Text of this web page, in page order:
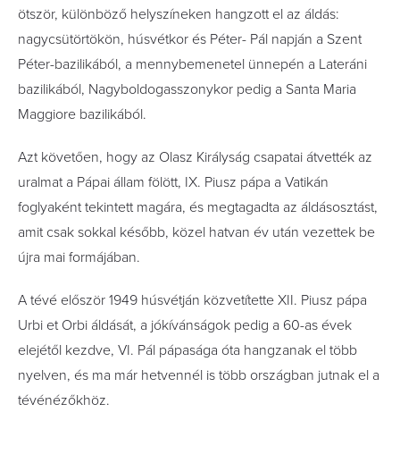
ötször, különböző helyszíneken hangzott el az áldás:
nagycsütörtökön, húsvétkor és Péter- Pál napján a Szent
Péter-bazilikából, a mennybemenetel ünnepén a Lateráni
bazilikából, Nagyboldogasszonykor pedig a Santa Maria
Maggiore bazilikából.
Azt követően, hogy az Olasz Királyság csapatai átvették az
uralmat a Pápai állam fölött, IX. Piusz pápa a Vatikán
foglyaként tekintett magára, és megtagadta az áldásosztást,
amit csak sokkal később, közel hatvan év után vezettek be
újra mai formájában.
A tévé először 1949 húsvétján közvetítette XII. Piusz pápa
Urbi et Orbi áldását, a jókívánságok pedig a 60-as évek
elejétől kezdve, VI. Pál pápasága óta hangzanak el több
nyelven, és ma már hetvennél is több országban jutnak el a
tévénézőkhöz.